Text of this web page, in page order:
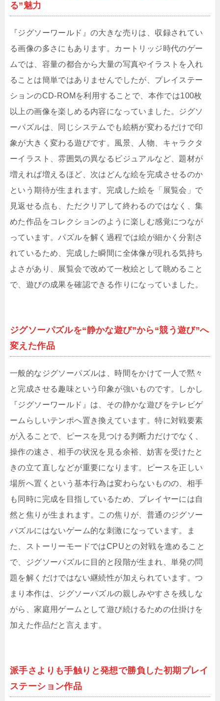
る”魅力
『ジグソーワールド』の大きな売りは、収録されてい
る画像の多さにもあります。カートリッジ時代のゲー
ムでは、容量の都合から大量の写真やイラストを入れ
ることは簡単ではありませんでしたが、プレイステー
ションのCD-ROMを利用することで、本作では100枚
以上の画像を楽しめる内容になっていました。ジグソ
ーパズルは、同じシステムでも絵柄が変わるだけで印
象が大きく変わる遊びです。風景、人物、キャラクタ
ーイラスト、雰囲気の異なるビジュアルなど、題材が
増えれば増えるほど、次はどんな絵を完成させるのか
という期待が生まれます。完成した絵を「展覧会」で
見返せる点も、ただクリアして終わるのではなく、集
めた作品をコレクションのように楽しむ感覚につなが
っています。パズルを解く過程では絵が細かく分割さ
れているため、完成した瞬間に全体像が現れる気持ち
よさがあり、展覧会で改めて一枚絵として眺めること
で、遊びの成果を確認できる作りになっていました。
ジグソーパズルを“静かな遊び”から“競う遊び”へ
変えた作品
一般的なジグソーパズルは、時間をかけて一人で黙々
と完成させる趣味という印象が強いものです。しかし
『ジグソーワールド』は、その静かな遊びをテレビゲ
ームらしいテンポへ置き換えています。特に対戦要素
が入ることで、ピースを見つける判断力だけでなく、
操作の速さ、相手の状況を見る余裕、妨害を受けたと
きの立て直しなどが重要になります。ピースを正しい
場所へ置くという基本行為は変わらないものの、相手
も同時に完成を目指しているため、プレイヤーには自
然と焦りが生まれます。この焦りが、普通のジグソー
パズルにはないゲーム的な刺激になっています。ま
た、ストーリーモードではCPUとの対戦を進めること
で、ジグソーパズルに目的と段階が生まれ、単発の問
題を解くだけではない継続性が加えられています。つ
まり本作は、ジグソーパズルの親しみやすさを残しな
がら、家庭用ゲームとして遊び続けるための仕掛けを
加えた作品だと言えます。
派手さよりも手触りと発想で勝負した初期プレイ
ステーション作品